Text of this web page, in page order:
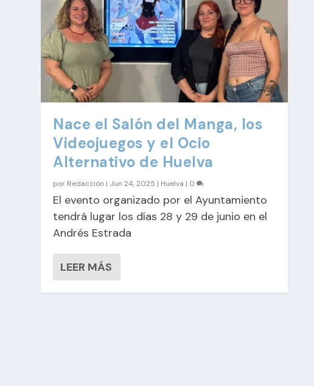
Nace el Salón del Manga, los
Videojuegos y el Ocio
Alternativo de Huelva
por Redacción | Jun 24, 2025 | Huelva | 0
El evento organizado por el Ayuntamiento
tendrá lugar los días 28 y 29 de junio en el
Andrés Estrada
LEER MÁS